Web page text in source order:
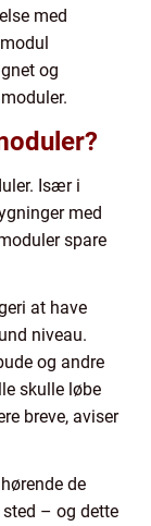
med
og
Især i
med
spare
at have
niveau.
og andre
skulle løbe
breve, aviser
de
– og dette